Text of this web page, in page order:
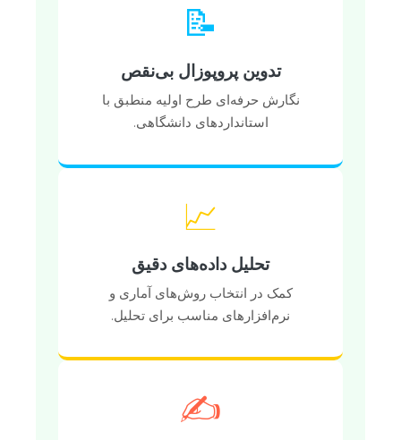
📝
تدوین پروپوزال بی‌نقص
نگارش حرفه‌ای طرح اولیه منطبق با
استانداردهای دانشگاهی.
📈
تحلیل داده‌های دقیق
کمک در انتخاب روش‌های آماری و
نرم‌افزارهای مناسب برای تحلیل.
✍️